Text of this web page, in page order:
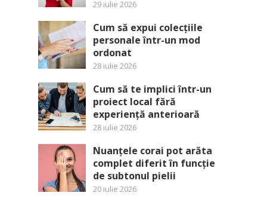
29 iulie 2026
Cum să expui colecțiile
personale într-un mod
ordonat
28 iulie 2026
Cum să te implici într-un
proiect local fără
experiență anterioară
28 iulie 2026
Nuanțele corai pot arăta
complet diferit în funcție
de subtonul pielii
20 iulie 2026